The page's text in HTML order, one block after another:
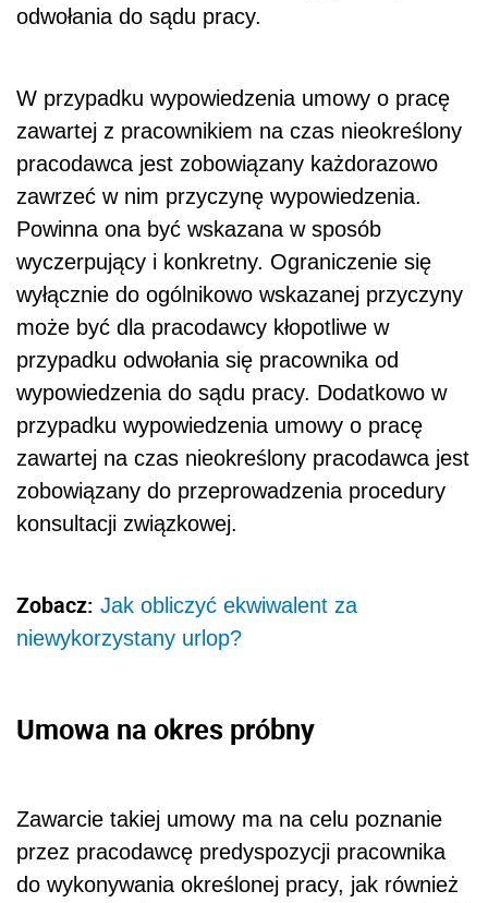
odwołania do sądu pracy.
W przypadku wypowiedzenia umowy o pracę
zawartej z pracownikiem na czas nieokreślony
pracodawca jest zobowiązany każdorazowo
zawrzeć w nim przyczynę wypowiedzenia.
Powinna ona być wskazana w sposób
wyczerpujący i konkretny. Ograniczenie się
wyłącznie do ogólnikowo wskazanej przyczyny
może być dla pracodawcy kłopotliwe w
przypadku odwołania się pracownika od
wypowiedzenia do sądu pracy. Dodatkowo w
przypadku wypowiedzenia umowy o pracę
zawartej na czas nieokreślony pracodawca jest
zobowiązany do przeprowadzenia procedury
konsultacji związkowej.
Zobacz: Jak obliczyć ekwiwalent za
niewykorzystany urlop?
Umowa na okres próbny
Zawarcie takiej umowy ma na celu poznanie
przez pracodawcę predyspozycji pracownika
do wykonywania określonej pracy, jak również